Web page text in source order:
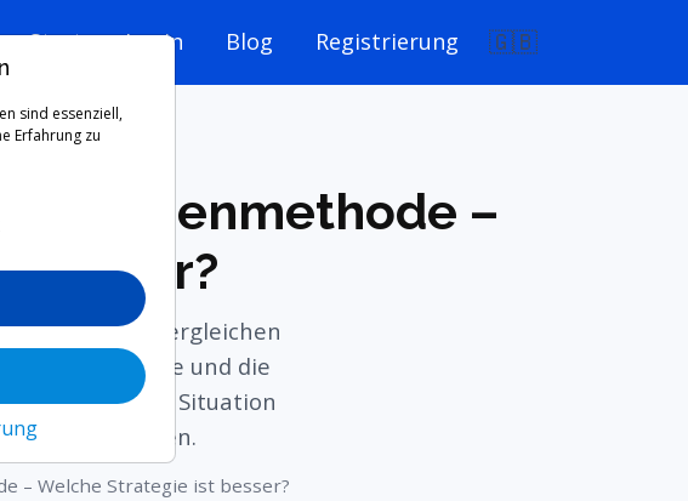
Start Login Blog Registrierung 🇬🇧
Lawinenmethode –
besser?
heraus? Wir vergleichen
und die
zu deiner Situation
abzubauen.
– Welche Strategie ist besser?
sind essenziell,
Erfahrung zu